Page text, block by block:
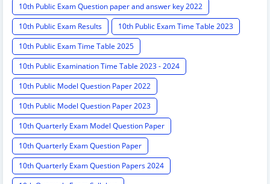
10th Public Exam Question paper and answer key 2022
10th Public Exam Results
10th Public Exam Time Table 2023
10th Public Exam Time Table 2025
10th Public Examination Time Table 2023 - 2024
10th Public Model Question Paper 2022
10th Public Model Question Paper 2023
10th Quarterly Exam Model Question Paper
10th Quarterly Exam Question Paper
10th Quarterly Exam Question Papers 2024